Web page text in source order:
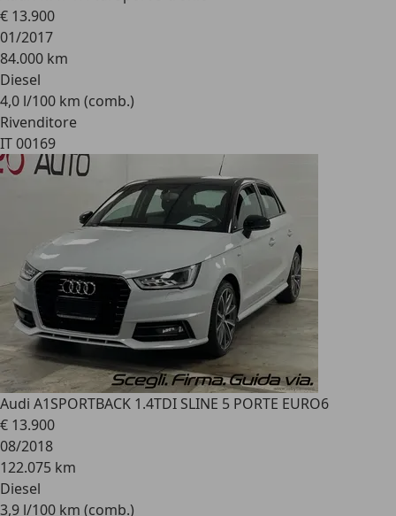
€ 13.900
01/2017
84.000 km
Diesel
4,0 l/100 km (comb.)
Rivenditore
IT 00169
Audi A1SPORTBACK 1.4TDI SLINE 5 PORTE EURO6
€ 13.900
08/2018
122.075 km
Diesel
3,9 l/100 km (comb.)